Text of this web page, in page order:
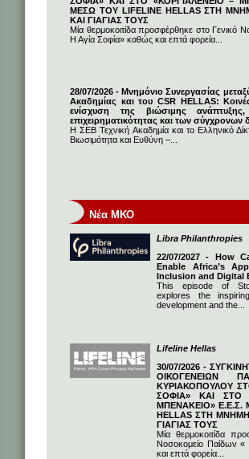
ΜΕΣΩ ΤΟΥ LIFELINE HELLAS ΣΤΗ
ΚΑΙ ΓΙΑΓΙΑΣ ΤΟΥΣ
Μία θερμοκοιτίδα προσφέρθηκε στο Γενικό
Η Αγία Σοφία» καθώς και επτά φορεία...
28/07/2026 - Μνημόνιο Συνεργασίας
Ακαδημίας και του CSR HELLAS:
ενίσχυση της βιώσιμης
επιχειρηματικότητας και των σύγχρονων
Η ΣΕΒ Τεχνική Ακαδημία και το Ελληνικό
Βιωσιμότητα και Ευθύνη –...
Νέα ΜΚΟ
Libra Philanthropies
22/07/2027 - How
Enable Africa’s
Inclusion and Digital
This episode of
explores the
development and the...
Lifeline Hellas
30/07/2026 -
ΟΙΚΟΓΕΝΕΙΩΝ
ΚΥΡΙΑΚΟΠΟΥΛΟΥ
ΣΟΦΙΑ» ΚΑΙ ΣΤΟ
ΜΠΕΝΑΚΕΙΟ» Ε.Ε.Σ.
HELLAS ΣΤΗ
ΓΙΑΓΙΑΣ ΤΟΥΣ
Μία θερμοκοιτίδα
Νοσοκομείο Παίδων
και επτά φορεία...